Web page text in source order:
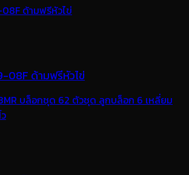
08F ด้ามฟรีหัวไข่